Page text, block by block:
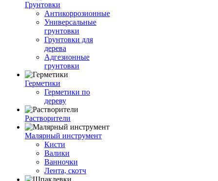
Грунтовки
Антикоррозионные
Универсальные
грунтовки
Грунтовки для
дерева
Адгезионные
грунтовки
Герметики
Герметики по
дереву
Растворители
Малярный инструмент
Кисти
Валики
Ванночки
Лента, скотч